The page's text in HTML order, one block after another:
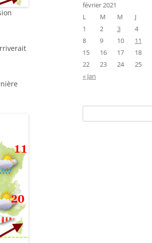
février 2021
L
M M J
1
2 3 4
8
9 10 11
15
16 17 18
22
23 24 25
« Jan